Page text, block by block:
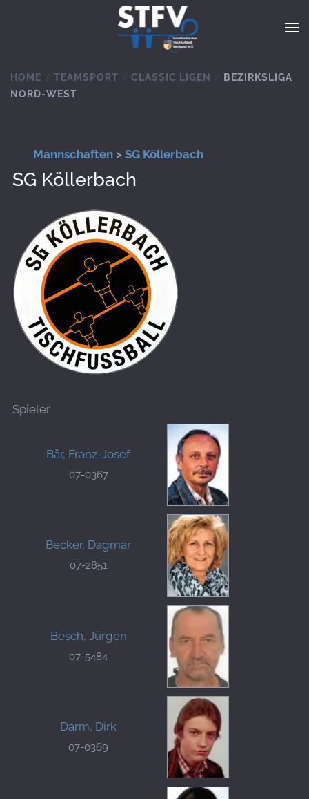
Zum Hauptinhalt springen
HOME TEAMSPORT CLASSIC LIGEN
BEZIRKSLIGA
NORD-WEST
Mannschaften > SG Köllerbach
SG Köllerbach
Spieler
Bär, Franz-Josef
07-0367
Becker, Dagmar
07-2851
Besch, Jürgen
07-5484
Darm, Dirk
07-0369